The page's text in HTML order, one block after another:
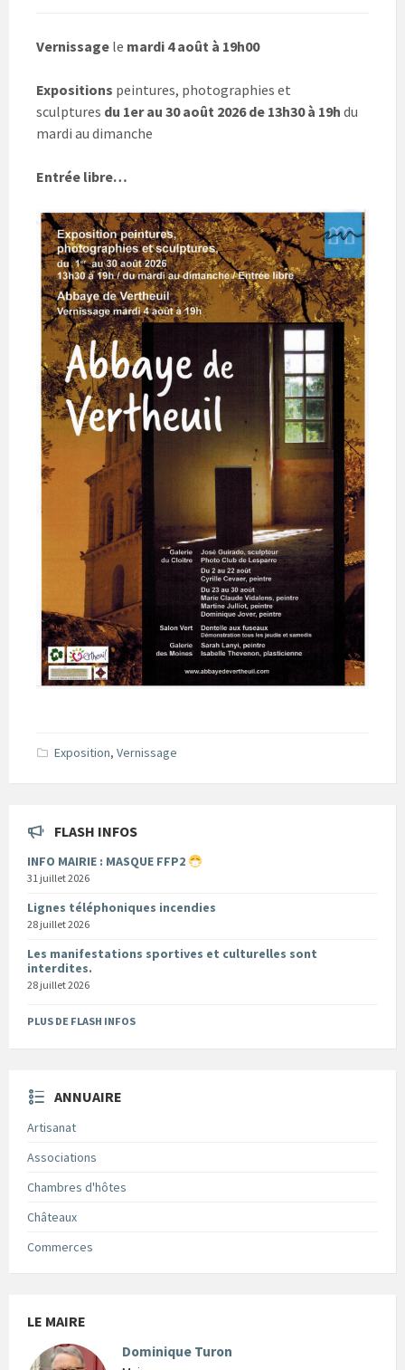
Vernissage le mardi 4 août à 19h00
Expositions peintures, photographies et
sculptures du 1er au 30 août 2026 de 13h30 à 19h du
mardi au dimanche
Entrée libre…
Exposition, Vernissage
FLASH INFOS
INFO MAIRIE : MASQUE FFP2
31 juillet 2026
Lignes téléphoniques incendies
28 juillet 2026
Les manifestations sportives et culturelles sont
interdites.
28 juillet 2026
PLUS DE FLASH INFOS
ANNUAIRE
Artisanat
Associations
Chambres d'hôtes
Châteaux
Commerces
LE MAIRE
Dominique Turon